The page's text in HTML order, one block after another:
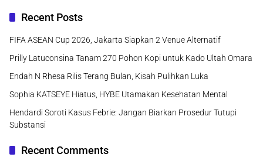
Recent Posts
FIFA ASEAN Cup 2026, Jakarta Siapkan 2 Venue Alternatif
Prilly Latuconsina Tanam 270 Pohon Kopi untuk Kado Ultah Omara
Endah N Rhesa Rilis Terang Bulan, Kisah Pulihkan Luka
Sophia KATSEYE Hiatus, HYBE Utamakan Kesehatan Mental
Hendardi Soroti Kasus Febrie: Jangan Biarkan Prosedur Tutupi
Substansi
Recent Comments